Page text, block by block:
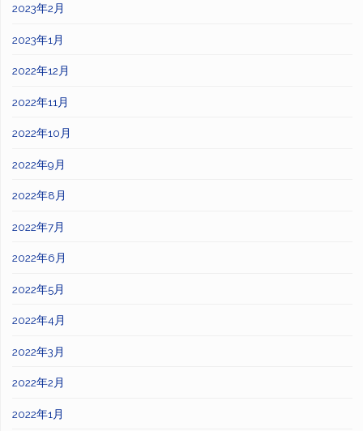
2023年2月
2023年1月
2022年12月
2022年11月
2022年10月
2022年9月
2022年8月
2022年7月
2022年6月
2022年5月
2022年4月
2022年3月
2022年2月
2022年1月